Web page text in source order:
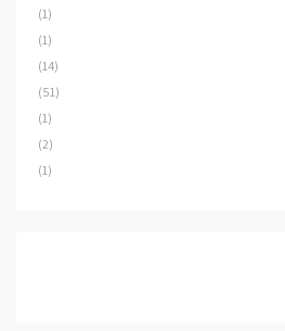
(1)
(1)
(14)
(51)
(1)
(2)
(1)